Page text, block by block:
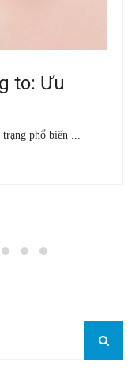
to: Ưu
phổ biến ...